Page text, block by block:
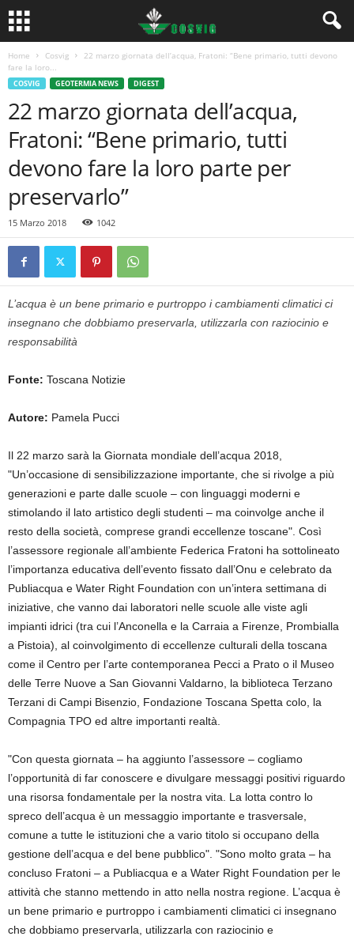
Home Cosvig
22 marzo giornata dell’acqua, Fratoni: “Bene primario, tutti devono
fare la loro...
COSVIG GEOTERMIA NEWS DIGEST
22 marzo giornata dell’acqua,
Fratoni: “Bene primario, tutti
devono fare la loro parte per
preservarlo”
15 Marzo 2018 1042
L’acqua è un bene primario e purtroppo i cambiamenti climatici ci
insegnano che dobbiamo preservarla, utilizzarla con raziocinio e
responsabilità
Fonte: Toscana Notizie
Autore: Pamela Pucci
Il 22 marzo sarà la Giornata mondiale dell’acqua 2018,
"Un’occasione di sensibilizzazione importante, che si rivolge a più
generazioni e parte dalle scuole – con linguaggi moderni e
stimolando il lato artistico degli studenti – ma coinvolge anche il
resto della società, comprese grandi eccellenze toscane". Così
l’assessore regionale all’ambiente Federica Fratoni ha sottolineato
l’importanza educativa dell’evento fissato dall’Onu e celebrato da
Publiacqua e Water Right Foundation con un’intera settimana di
iniziative, che vanno dai laboratori nelle scuole alle viste agli
impianti idrici (tra cui l’Anconella e la Carraia a Firenze, Prombialla
a Pistoia), al coinvolgimento di eccellenze culturali della toscana
come il Centro per l’arte contemporanea Pecci a Prato o il Museo
delle Terre Nuove a San Giovanni Valdarno, la biblioteca Terzano
Terzani di Campi Bisenzio, Fondazione Toscana Spetta colo, la
Compagnia TPO ed altre importanti realtà.
"Con questa giornata – ha aggiunto l’assessore – cogliamo
l’opportunità di far conoscere e divulgare messaggi positivi riguardo
una risorsa fondamentale per la nostra vita. La lotta contro lo
spreco dell’acqua è un messaggio importante e trasversale,
comune a tutte le istituzioni che a vario titolo si occupano della
gestione dell’acqua e del bene pubblico". "Sono molto grata – ha
concluso Fratoni – a Publiacqua e a Water Right Foundation per le
attività che stanno mettendo in atto nella nostra regione. L’acqua è
un bene primario e purtroppo i cambiamenti climatici ci insegnano
che dobbiamo preservarla, utilizzarla con raziocinio e